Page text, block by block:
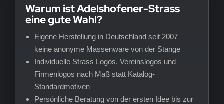
Warum ist Adelshofener-Strass
eine gute Wahl?
Eigene Herstellung in Deutschland seit 2007 –
keine anonyme Massenware von der Stange
Individuelle Strass Logos, Vereinslogos und
Firmenlogos nach Maß statt Katalog-
Standardmotiven
Persönliche Beratung von der ersten Idee bis zur